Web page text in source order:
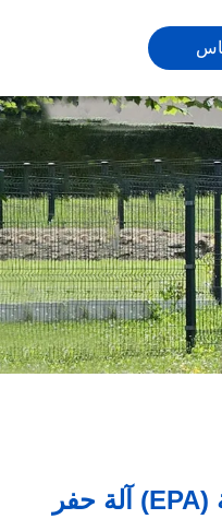
معتمدة من قبل وكالة حماية البيئة (EPA) آلة حفر